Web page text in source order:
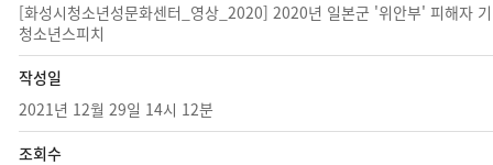
[화성시청소년성문화센터_영상_2020] 2020년 일본군 '위안부' 피해자
청소년스피치
작성일
2021년 12월 29일 14시 12분
조회수